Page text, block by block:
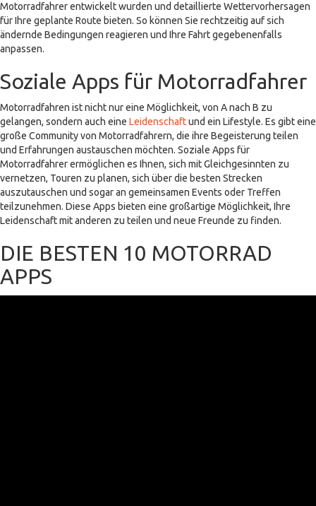
Motorradfahrer entwickelt wurden und detaillierte Wettervorhersagen
für Ihre geplante Route bieten. So können Sie rechtzeitig auf sich
ändernde Bedingungen reagieren und Ihre Fahrt gegebenenfalls
anpassen.
Soziale Apps für Motorradfahrer
Motorradfahren ist nicht nur eine Möglichkeit, von A nach B zu
gelangen, sondern auch eine Leidenschaftund ein Lifestyle. Es gibt eine
große Community von Motorradfahrern, die ihre Begeisterung teilen
und Erfahrungen austauschen möchten. Soziale Apps für
Motorradfahrer ermöglichen es Ihnen, sich mit Gleichgesinnten zu
vernetzen, Touren zu planen, sich über die besten Strecken
auszutauschen und sogar an gemeinsamen Events oder Treffen
teilzunehmen. Diese Apps bieten eine großartige Möglichkeit, Ihre
Leidenschaft mit anderen zu teilen und neue Freunde zu finden.
DIE BESTEN 10 MOTORRAD
APPS